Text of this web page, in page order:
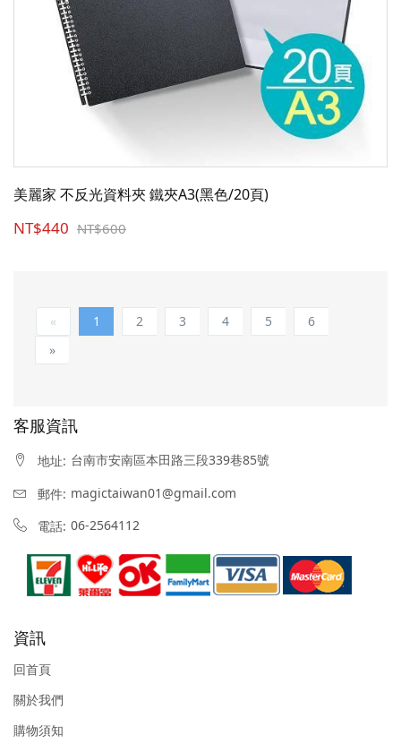
美麗家 不反光資料夾 鐵夾A3(黑色/20頁)
NT$440 NT$600
« 1 2 3 4 5
6
»
客服資訊
地址: 台南市安南區本田路三段339巷85號
郵件: magictaiwan01@gmail.com
電話: 06-2564112
資訊
回首頁
關於我們
購物須知